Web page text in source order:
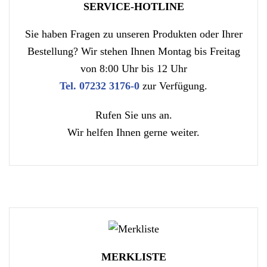
SERVICE-HOTLINE
Sie haben Fragen zu unseren Produkten oder Ihrer
Bestellung? Wir stehen Ihnen Montag bis Freitag
von 8:00 Uhr bis 12 Uhr
Tel. 07232 3176-0 zur Verfügung.
Rufen Sie uns an.
Wir helfen Ihnen gerne weiter.
MERKLISTE